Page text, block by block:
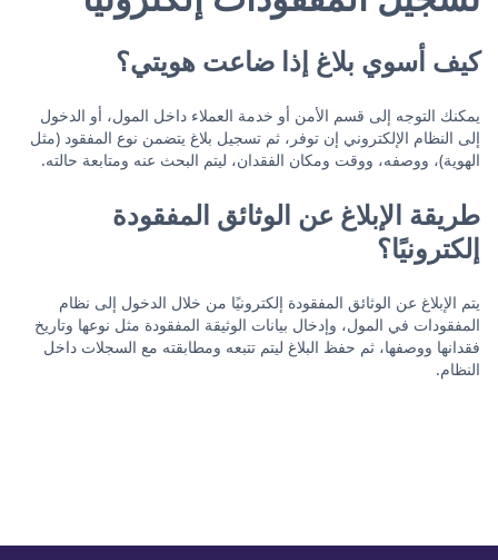
كيف أسوي بلاغ إذا ضاعت هويتي؟
يمكنك التوجه إلى قسم الأمن أو خدمة العملاء داخل المول، أو الدخول
إلى النظام الإلكتروني إن توفر، ثم تسجيل بلاغ يتضمن نوع المفقود (مثل
الهوية)، ووصفه، ووقت ومكان الفقدان، ليتم البحث عنه ومتابعة حالته.
طريقة الإبلاغ عن الوثائق المفقودة
إلكترونيًا؟
يتم الإبلاغ عن الوثائق المفقودة إلكترونيًا من خلال الدخول إلى نظام
المفقودات في المول، وإدخال بيانات الوثيقة المفقودة مثل نوعها وتاريخ
فقدانها ووصفها، ثم حفظ البلاغ ليتم تتبعه ومطابقته مع السجلات داخل
النظام.